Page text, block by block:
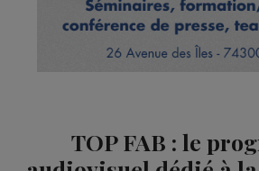
TOP FAB : le